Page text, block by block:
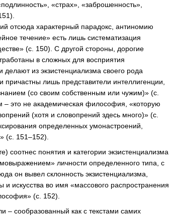
«страх», «заброшенность»,
отсюда характерный парадокс, антиномию
течение» есть лишь систематизация
(с. 150). С другой стороны, дорогие
в сложных для восприятия
из экзистенциализма своего рода
лишь представители интеллигенции,
(со своим собственным или чужим)» (с.
– это не академическая философия, «которую
(хотя и словопрений здесь много)» (с.
определенных умонастроений,
(с. 151–152).
соотнес понятия и категории экзистенциализма
личности определенного типа, с
он вывел склонность экзистенциализма,
и искусства во имя «массового распространения
(с. 152).
– сообразованный как с текстами самих